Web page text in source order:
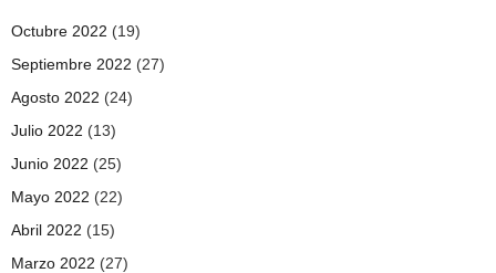
Octubre 2022 (19)
Septiembre 2022 (27)
Agosto 2022 (24)
Julio 2022 (13)
Junio 2022 (25)
Mayo 2022 (22)
Abril 2022 (15)
Marzo 2022 (27)